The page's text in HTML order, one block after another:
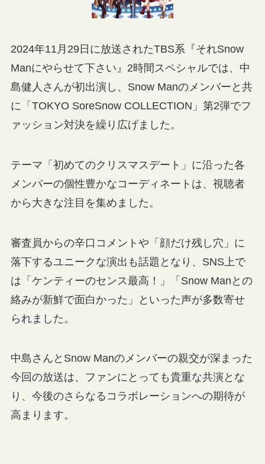
2024年11月29日に放送されたTBS系『それSnow
Manにやらせて下さい』2時間スペシャルでは、中
島健人さんが初出演し、Snow Manのメンバーと共
に「TOKYO SoreSnow COLLECTION」第2弾でフ
ァッション対決を繰り広げました。
テーマ「初めてのクリスマスデート」に沿った各
メンバーの個性豊かなコーディネートは、視聴者
から大きな注目を集めました。
審査員からの辛口コメントや「顔だけ残し穴」に
落下するユニークな演出も話題となり、SNS上で
は「ケンティーのセンス最高！」「Snow Manとの
絡みが新鮮で面白かった」といった声が多数寄せ
られました。
中島さんとSnow Manのメンバーの親交が深まった
今回の放送は、ファンにとっても貴重な共演とな
り、今後のさらなるコラボレーションへの期待が
高まります。